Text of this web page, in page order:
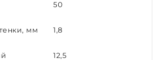
50
мм 1,8
12,5